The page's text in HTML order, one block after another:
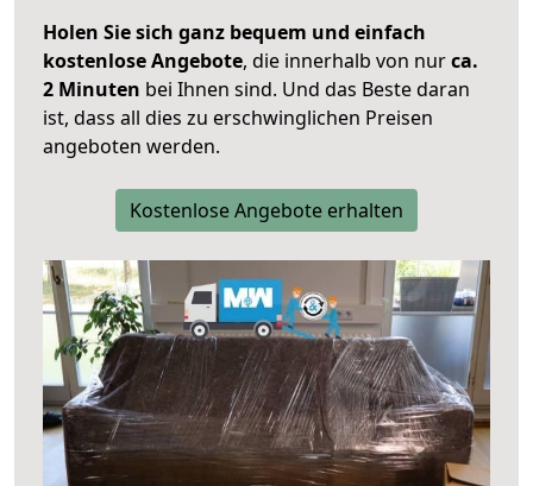
Holen Sie sich ganz bequem und einfach
kostenlose Angebote, die innerhalb von nurca.
2 Minuten bei Ihnen sind. Und das Beste daran
ist, dass all dies zu erschwinglichen Preisen
angeboten werden.
Kostenlose Angebote erhalten